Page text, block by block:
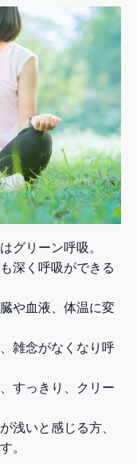
グリーン呼吸。
深く呼吸ができる
や血液、体温に変
雑念がなくなり呼
すっきり、クリー
浅いと感じる方、
。